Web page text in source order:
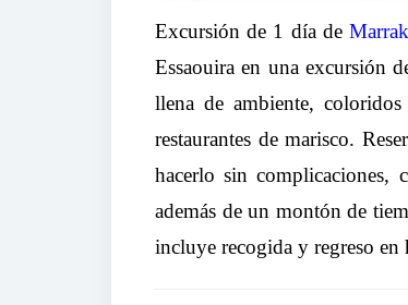
Excursión de 1 día de
Essaouira en una excursión
llena de ambiente,
restaurantes de marisco.
hacerlo sin complicaciones,
además de un montón de
incluye recogida y regreso en